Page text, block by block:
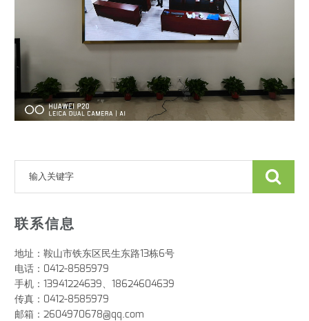
联系信息
地址：鞍山市铁东区民生东路13栋6号
电话：0412-8585979
手机：13941224639、18624604639
传真：0412-8585979
邮箱：2604970678@qq.com